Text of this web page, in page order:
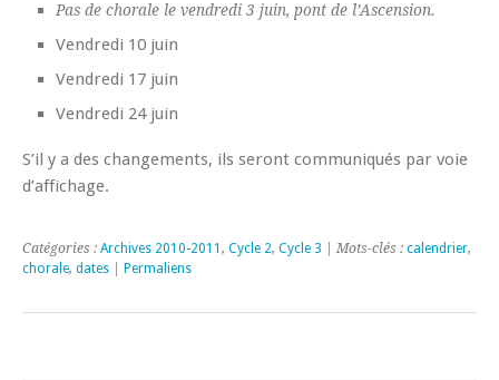
Pas de chorale le vendredi 3 juin, pont de l’Ascension.
Vendredi 10 juin
Vendredi 17 juin
Vendredi 24 juin
S’il y a des changements, ils seront communiqués par voie
d’affichage.
Catégories : Archives 2010-2011 , Cycle 2, Cycle 3 | Mots-clés : calendrier,
chorale, dates Permaliens